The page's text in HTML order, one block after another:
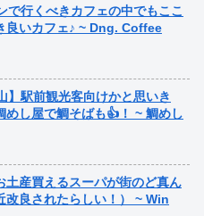
で行くべきカフェの中でもここ
良いカフェ♪ ~ Dng. Coffee
】駅前観光客向けかと思いき
めし屋で鯛そばも👍！ ~ 鯛めし
土産買えるスーパが街のど真ん
改良されたらしい！） ~ Win